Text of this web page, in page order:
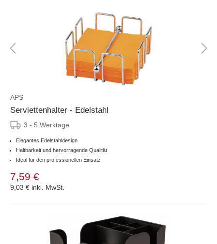
APS
Serviettenhalter - Edelstahl
3 - 5 Werktage
Elegantes Edelstahldesign
Haltbarkeit und hervorragende Qualität
Ideal für den professionellen Einsatz
7,59 €
9,03 € inkl. MwSt.